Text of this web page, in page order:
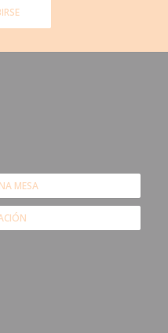
MESA
ventana))